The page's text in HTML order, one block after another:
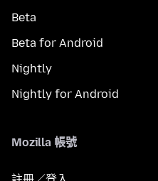
Beta
Beta for Android
Nightly
Nightly for Android
Mozilla 帳號